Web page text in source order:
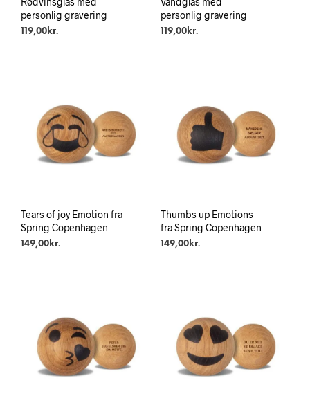
personlig gravering
119,00 kr.
personlig gravering
119,00kr.
Tears of joy Emotion fra
Spring Copenhagen
149,00 kr.
Thumbs up Emotions
fra Spring Copenhagen
149,00kr.